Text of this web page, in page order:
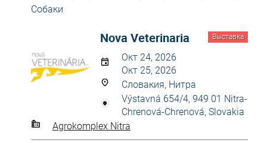
Собаки
Выставка
Nova Veterinaria
Окт 24, 2026
Окт 25, 2026
Словакия, Нитра
Výstavná 654/4, 949 01 Nitra-
Chrenová-Chrenová, Slovakia
Agrokomplex Nitra